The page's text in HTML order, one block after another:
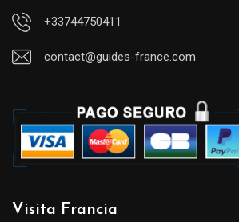
+33744750411
contact@guides-france.com
Visita Francia